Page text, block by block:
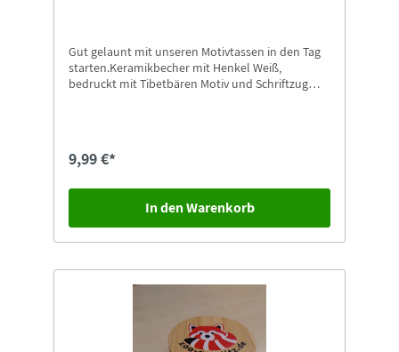
Gut gelaunt mit unseren Motivtassen in den Tag
starten.Keramikbecher mit Henkel Weiß,
bedruckt mit Tibetbären Motiv und Schriftzug
9,99 €*
In den Warenkorb